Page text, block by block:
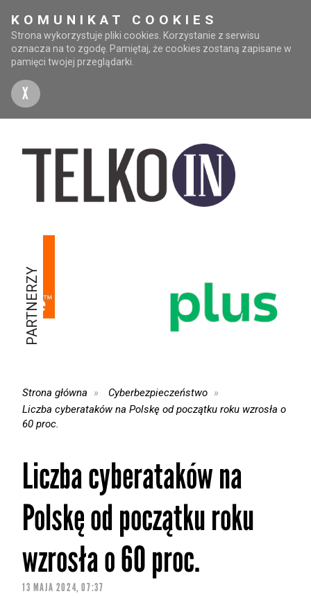
KOMUNIKAT COOKIES
Strona wykorzystuje pliki cookies. Korzystanie z serwisu
oznacza na to zgodę. Pamiętaj, że cookies zostaną zapisane w
pamięci twojej przeglądarki.
X
PARTNERZY
Strona główna
Cyberbezpieczeństwo
Liczba cyberataków na Polskę od początku roku wzrosła o
60 proc.
Liczba cyberataków na
Polskę od początku roku
wzrosła o 60 proc.
13 MAJA 2024, 07:37